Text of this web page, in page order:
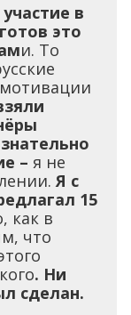
в
это
и. То
– я не
Я с
15
как в
что
. Ни
сделан.